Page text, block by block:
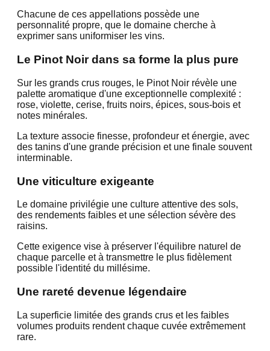
Chacune de ces appellations possède une
personnalité propre, que le domaine cherche à
exprimer sans uniformiser les vins.
Le Pinot Noir dans sa forme la plus pure
Sur les grands crus rouges, le Pinot Noir révèle une
palette aromatique d'une exceptionnelle complexité :
rose, violette, cerise, fruits noirs, épices, sous-bois et
notes minérales.
La texture associe finesse, profondeur et énergie, avec
des tanins d'une grande précision et une finale souvent
interminable.
Une viticulture exigeante
Le domaine privilégie une culture attentive des sols,
des rendements faibles et une sélection sévère des
raisins.
Cette exigence vise à préserver l'équilibre naturel de
chaque parcelle et à transmettre le plus fidèlement
possible l'identité du millésime.
Une rareté devenue légendaire
La superficie limitée des grands crus et les faibles
volumes produits rendent chaque cuvée extrêmement
rare.